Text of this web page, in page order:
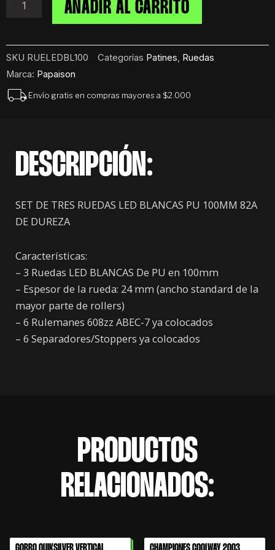
100mm
82a
cantidad
AÑADIR AL CARRITO
SKU RUELEDBL100 Categorías Patines, Ruedas
Marca: Papaison
Envío gratis en compras mayores a $2.000
DESCRIPCIÓN:
SET DE TRES RUEDAS LED BLANCAS PU 100MM 82A
DE DUREZA
Características:
– 3 Ruedas LED BLANCAS De PU en 100mm
– Espesor de la rueda: 24 mm (ancho standard de la
mayor parte de rollers)
– 6 Rulemanes 608zz ABEC-7 ya colocados
– 6 Separadores/Stoppers ya colocados
PRODUCTOS
RELACIONADOS:
El
El